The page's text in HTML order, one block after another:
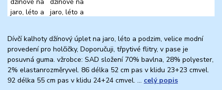
Dívčí kalhoty džínový úplet na jaro, léto a podzim, velice modní
provedení pro holčičky, Doporučuji, třpytivé flitry, v pase je
posuvná guma. vžrobce: SAD složení 70% bavlna, 28% polyester,
2% elastanrozměryvel. 86 délka 52 cm pas v klidu 23+23 cmvel.
92 délka 55 cm pas v klidu 24+24 cmvel. ... celý popis